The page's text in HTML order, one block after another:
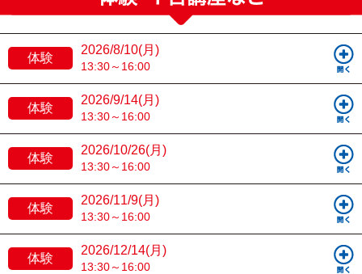
体験
2026/8/10(月)
13:30～16:00
体験
2026/9/14(月)
13:30～16:00
体験
2026/10/26(月)
13:30～16:00
体験
2026/11/9(月)
13:30～16:00
体験
2026/12/14(月)
13:30～16:00